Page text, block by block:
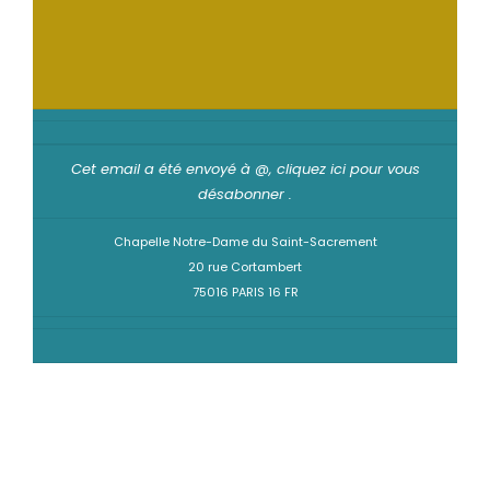
Cet email a été envoyé à @, cliquez ici pour vous
désabonner .
Chapelle Notre-Dame du Saint-Sacrement
20 rue Cortambert
75016 PARIS 16 FR